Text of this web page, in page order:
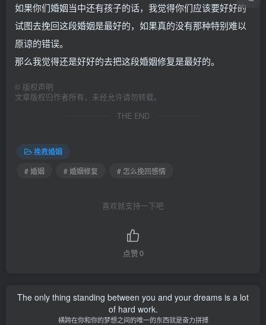
如果你们婚姻当中还有孩子的话，我觉得你们应该要好好的
试图去挽回这段婚姻是最好的，如果真的没有那种特别难以
原谅的错误。
那么我觉得还是好好的去把这段婚姻修复是最好的。
© 版权声明
文章版权归作者所有，未经允许请勿转载。
THE END
挽救婚姻
# 婚姻
# 婚姻修复 # 怎么挽回感情
喜欢就支持一下吧
点赞0
The only thing standing between you and your dreams is a lot
of hard work.
横跨在你和你的梦想之间的唯一的东西就是奋力拼搏